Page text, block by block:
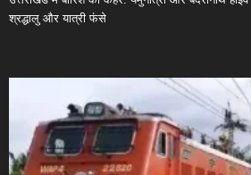
श्रद्धालु और यात्री फंसे